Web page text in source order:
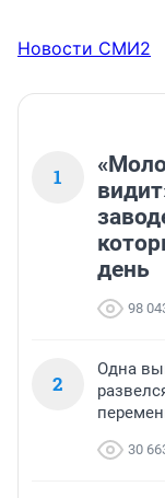
Новости СМИ2
1
день
98
2
Одна
30